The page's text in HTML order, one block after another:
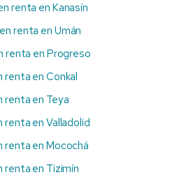
renta en Kanasín
en renta en Umán
renta en Progreso
renta en Conkal
renta en Teya
renta en Valladolid
renta en Mocochá
renta en Tizimín